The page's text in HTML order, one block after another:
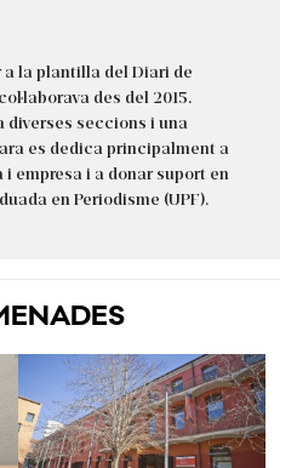
a la plantilla del Diari de
des del 2015.
diverses seccions i una
es dedica principalment a
empresa i a donar suport en
en Periodisme (UPF).